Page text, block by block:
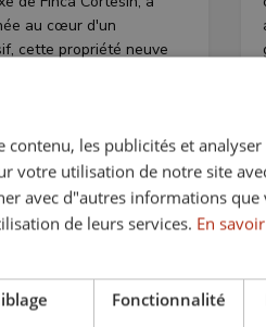
au cœur d'un
cette propriété neuve
Tracé:
558 mts²
les publicités et
votre utilisation de notre site
avec d"autres informations que
de leurs services. En
Fonctionnalité